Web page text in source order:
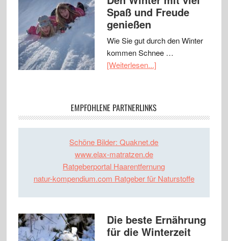
Spaß und Freude
genießen
Wie Sie gut durch den Winter
kommen Schnee …
[Weiterlesen...]
EMPFOHLENE PARTNERLINKS
Schöne Bilder: Quaknet.de
www.elax-matratzen.de
Ratgeberportal Haarentfernung
natur-kompendium.com Ratgeber für Naturstoffe
Die beste Ernährung
für die Winterzeit